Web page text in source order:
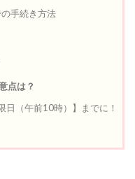
手続き方法
点は？
日（午前10時）】までに！